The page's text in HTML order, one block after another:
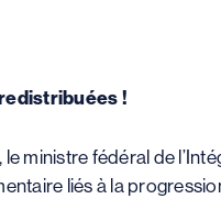
!
ministre fédéral de
liés à la